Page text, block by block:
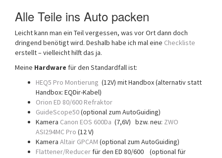
Alle Teile ins Auto packen
Leicht kann man ein Teil vergessen, was vor Ort dann doch
dringend benötigt wird. Deshalb habe ich mal eine Checkliste
erstellt – vielleicht hilft das ja.
Meine Hardware für den Standardfall ist:
HEQ5 Pro Montierung (12V) mit Handbox (alternativ statt
Handbox: EQDir-Kabel)
Orion ED 80/600 Refraktor
GuideScope50(optional zum AutoGuiding)
Kamera Canon EOS 600Da (7,6V) bzw. neu: ZWO
ASI294MC Pro (12 V)
Kamera Altair GPCAM (optional zum AutoGuiding)
Flattener/Reducer für den ED 80/600 (optional für